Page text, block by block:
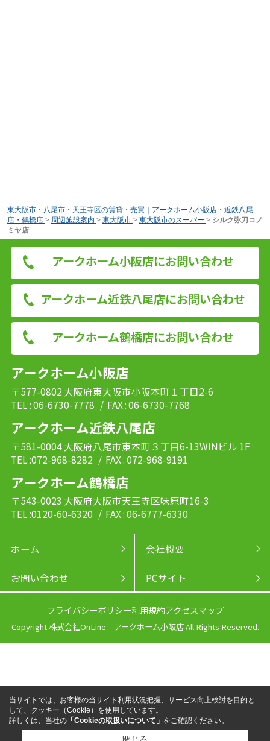
東大阪市・八尾市・天王寺区の賃貸・売買｜アークホーム小阪店・近鉄八尾
店・鶴橋店 > 周辺施設案内 > 東大阪市 > 東大阪市のスーパー > シルク弥刀コノ
ミヤ店
アークホーム小阪店にお問い合わせ
アークホーム近鉄八尾店にお問い合わせ
アークホーム鶴橋店にお問い合わせ
アークホーム小阪店
〒577-0802 大阪府東大阪市小阪本町１丁目2-6
TEL : 06-6730-7778 / FAX : 06-6730-7768
アークホーム近鉄八尾店
〒581-0004 大阪府八尾市東本町３丁目6-13WINビル 1F
TEL :072-968-8282 / FAX : 072-968-9191
アークホーム鶴橋店
〒543-0023 大阪府大阪市天王寺区味原町16-3
TEL :0120-60-6320 / FAX : 06-6777-6330
ホーム 会社概要
お問い合わせ PCサイト
プライバシーポリシー利用規約アクセスマップ
Copyright 株式会社OnLine アークホーム小阪店 All Rights Reserved.
当サイトでは、お客様の当サイト利用状況把握、サービス向上検討を目的と
して、クッキー（Cookie）を使用しています。
詳しくは、当社の 「Cookieの取扱いについて」 をご確認ください。